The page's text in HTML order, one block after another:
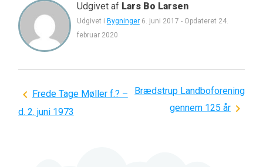
Udgivet af Lars Bo Larsen
Udgivet i Bygninger 6. juni 2017 - Opdateret 24.
februar 2020
Indlægsnavigation
Frede Tage Møller f.? –
d. 2. juni 1973
Brædstrup Landboforening
gennem 125 år